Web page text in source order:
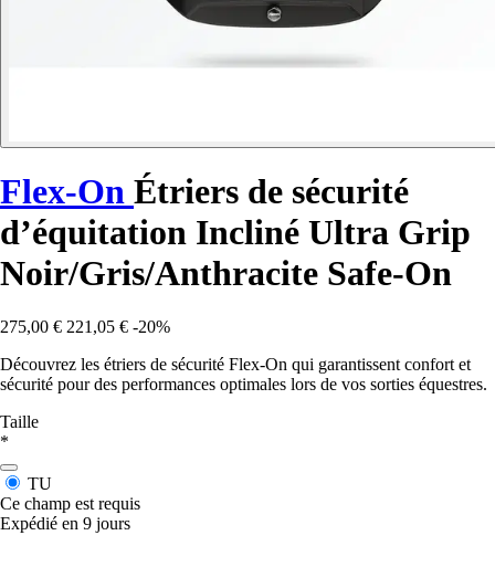
Flex-On Étriers de sécurité
d’équitation Incliné Ultra Grip
Noir/Gris/Anthracite Safe-On
275,00 € 221,05 € -20%
Découvrez les étriers de sécurité Flex-On qui garantissent confort et
sécurité pour des performances optimales lors de vos sorties équestres.
Taille
*
TU
Ce champ est requis
Expédié en 9 jours